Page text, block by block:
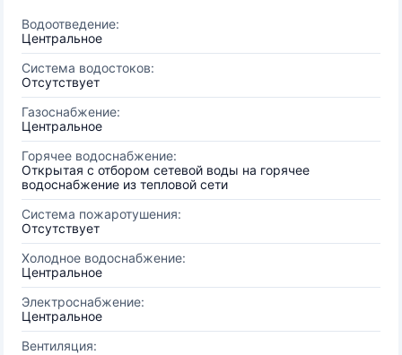
Водоотведение:
Центральное
Система водостоков:
Отсутствует
Газоснабжение:
Центральное
Горячее водоснабжение:
Открытая с отбором сетевой воды на горячее
водоснабжение из тепловой сети
Система пожаротушения:
Отсутствует
Холодное водоснабжение:
Центральное
Электроснабжение:
Центральное
Вентиляция: